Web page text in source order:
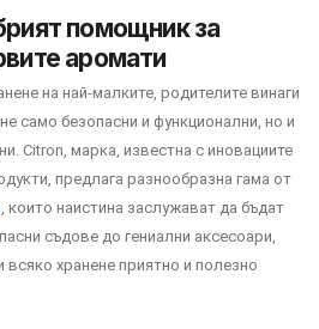
помощник за
аромати
на най-малките, родителите винаги
само безопасни и функционални, но и
Citron, марка, известна с иновациите
предлага разнообразна гама от
, които наистина заслужават да бъдат
съдове до гениални аксесоари,
всяко хранене приятно и полезно